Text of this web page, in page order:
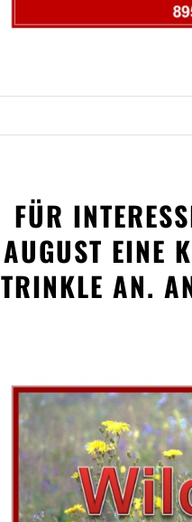
FÜR
AUGUST EINE
TRINKLE AN.